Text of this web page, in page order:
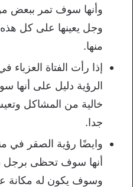
وأنها سوف تمر ببعض
وجل يعينها على كل
منها.
إذا رأت الفتاة
الرؤية دليل على أنها
خالية من المشاكل
جدا.
وايضًا رؤية الصقر في
أنها سوف تحظى برجل
وسوف يكون له مكانة